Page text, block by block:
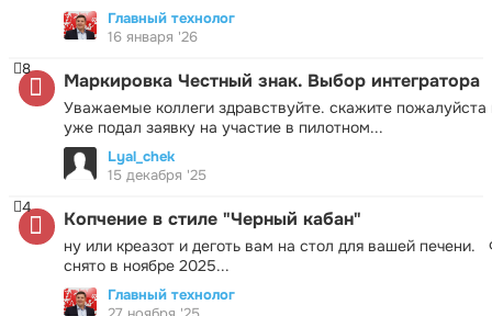
Главный технолог
16 января '26
Маркировка Честный знак. Выбор интегратора
Уважаемые коллеги здравствуйте. скажите пожалуйста
уже подал заявку на участие в пилотном...
8
Lyal_chek
15 декабря '25
Копчение в стиле "Черный кабан"
ну или креазот и деготь вам на стол для вашей печени.
снято в ноябре 2025...
4
Главный технолог